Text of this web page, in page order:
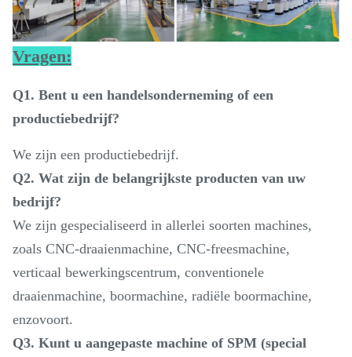
Vragen:
Q1. Bent u een handelsonderneming of een
productiebedrijf?
We zijn een productiebedrijf.
Q2. Wat zijn de belangrijkste producten van uw
bedrijf?
We zijn gespecialiseerd in allerlei soorten machines,
zoals CNC-draaienmachine, CNC-freesmachine,
verticaal bewerkingscentrum, conventionele
draaienmachine, boormachine, radiële boormachine,
enzovoort.
Q3. Kunt u aangepaste machine of SPM (special